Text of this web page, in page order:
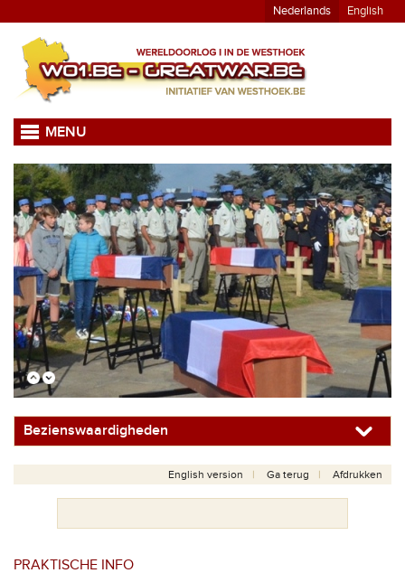
Nederlands English
MENU
Bezienswaardigheden
English version Ga terug Afdrukken
PRAKTISCHE INFO